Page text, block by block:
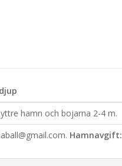
hamn och bojarna 2-4 m.
Hamnavgift: